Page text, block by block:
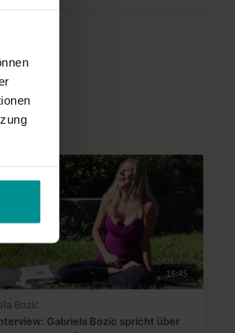
16:45
Bozic
Gabriela Bozic spricht über